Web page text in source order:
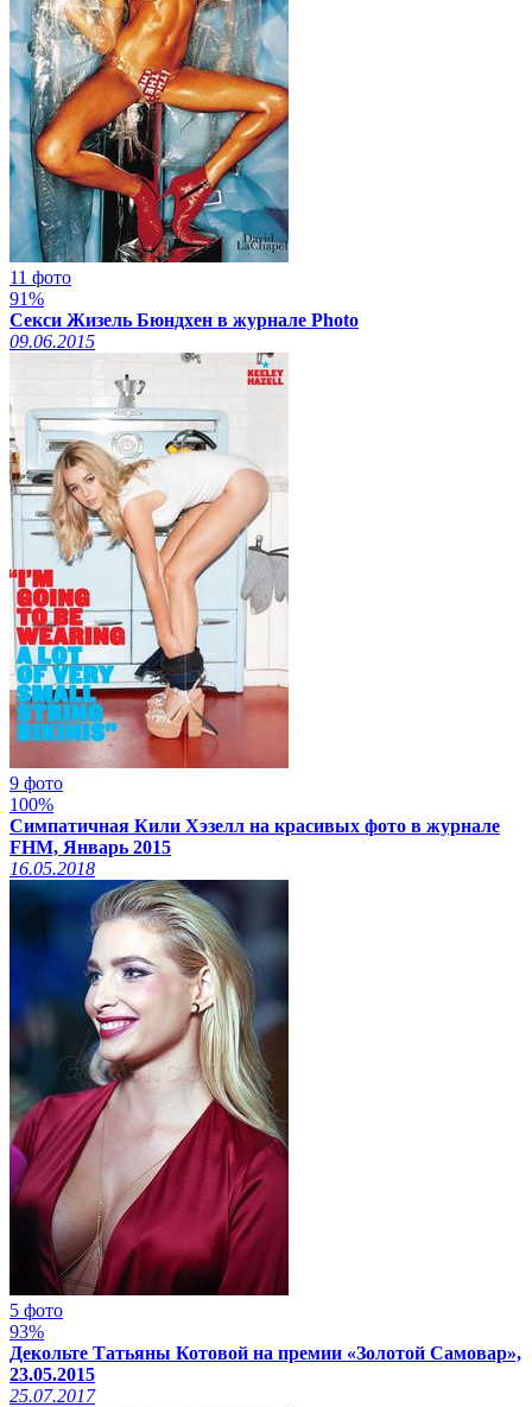
11 фото
91%
Секси Жизель Бюндхен в журнале Photo
09.06.2015
9 фото
100%
Симпатичная Кили Хэзелл на красивых фото в журнале
FHM, Январь 2015
16.05.2018
5 фото
93%
Декольте Татьяны Котовой на премии «Золотой Самовар»,
23.05.2015
25.07.2017